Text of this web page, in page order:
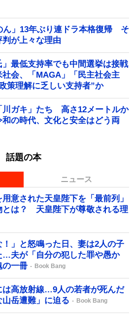
ん」13年ぶり連ドラ本格復帰 そ
が上々な理由
最低支持率でも中間選挙は接戦
会、「MAGA」「民主社会主
策理解に乏しい支持者”か
川ガキ」たち 高さ12メートルか
の時代、文化と安全はどう両
話題の本
ニュース
意された天皇陛下を「最前列」
とは？ 天皇陛下が尊敬される理
！」と怒鳴った日、妻は2人の子
…夫が「自分の犯した罪や愚か
の一冊
Book Bang
は高放射線…9人の若者が死んだ
山岳遭難」に迫る
Book Bang